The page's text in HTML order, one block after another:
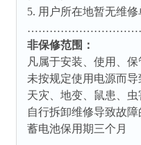
5. 用户所在地暂无维
非保修范围：
凡属于安装、使用、
未按规定使用电源而
天灾、地变、鼠患、
自行拆卸维修导致故障
蓄电池保用期三个月